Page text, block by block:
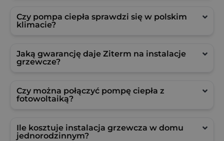
Czy pompa ciepła sprawdzi się w polskim
klimacie?
Jaką gwarancję daje Ziterm na instalacje
grzewcze?
Czy można połączyć pompę ciepła z
fotowoltaiką?
Ile kosztuje instalacja grzewcza w domu
jednorodzinnym?